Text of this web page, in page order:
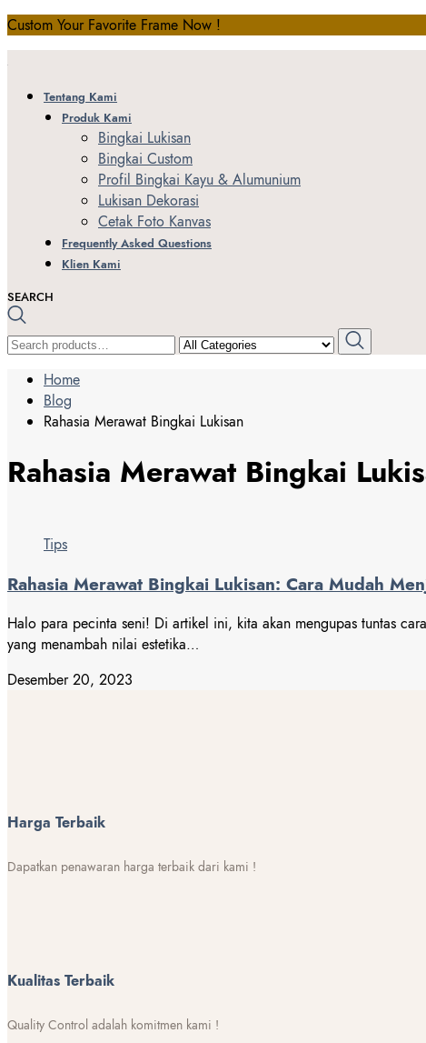
Custom Your Favorite Frame Now !
Tentang Kami
Produk Kami
Bingkai Lukisan
Bingkai Custom
Profil Bingkai Kayu & Alumunium
Lukisan Dekorasi
Cetak Foto Kanvas
Frequently Asked Questions
Klien Kami
SEARCH
SEARCH
FOR:
Home
Blog
Rahasia Merawat Bingkai Lukisan
Rahasia Merawat Bingkai
Tips
Rahasia Merawat Bingkai Lukisan: Cara Mudah
Halo para pecinta seni! Di artikel ini, kita akan mengupas tuntas
yang menambah nilai estetika…
Desember 20, 2023
Harga Terbaik
Dapatkan penawaran harga terbaik dari kami !
Kualitas Terbaik
Quality Control adalah komitmen kami !